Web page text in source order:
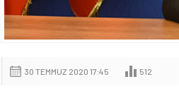
30 TEMMUZ 2020 17:45 512